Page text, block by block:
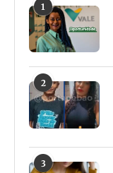
1
2
3